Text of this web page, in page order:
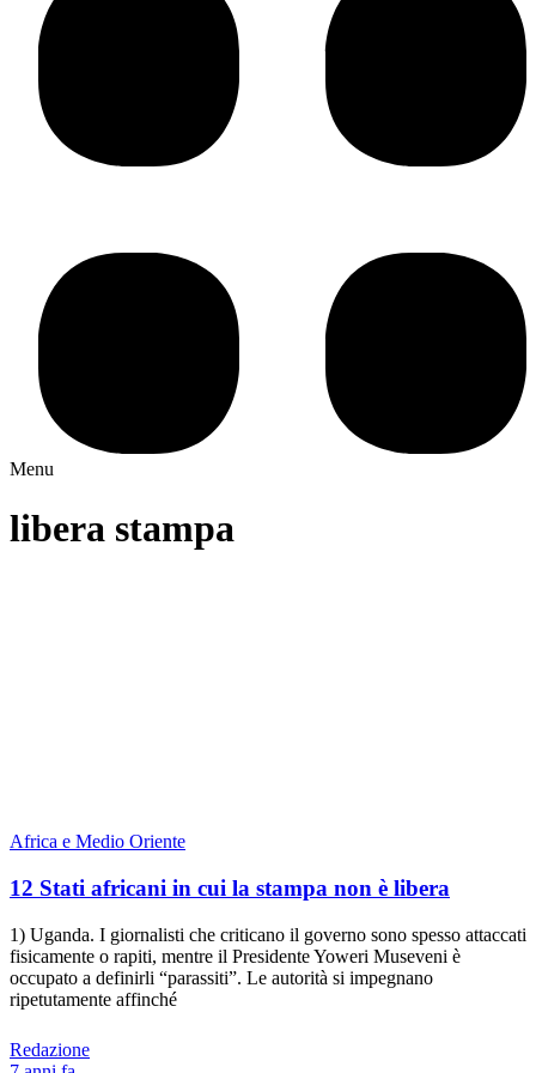
Menu
libera stampa
Africa e Medio Oriente
12 Stati africani in cui la stampa non è libera
1) Uganda. I giornalisti che criticano il governo sono spesso attaccati
fisicamente o rapiti, mentre il Presidente Yoweri Museveni è
occupato a definirli “parassiti”. Le autorità si impegnano
ripetutamente affinché
Redazione